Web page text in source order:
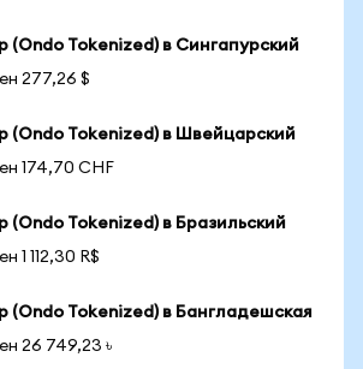
(Ondo Tokenized) в Сингапурский
277,26 $
(Ondo Tokenized) в Швейцарский
174,70 CHF
(Ondo Tokenized) в Бразильский
1 112,30 R$
(Ondo Tokenized) в Бангладешская
26 749,23 ৳